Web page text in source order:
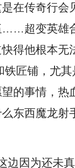
在传奇行会
……超变英雄
得他根本无
匠铺，尤
的事情，热
东西魔龙射
边因为还未